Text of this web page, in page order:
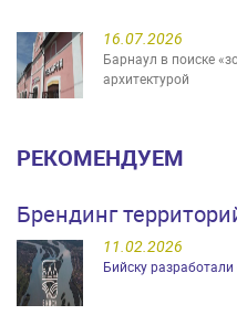
16.07.2026
Барнаул в поиске
архитектурой
РЕКОМЕНДУЕМ
Брендинг
11.02.2026
Бийску